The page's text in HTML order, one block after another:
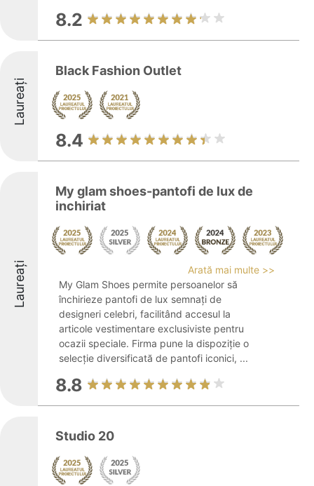
8.2
Laureați
Black Fashion Outlet
8.4
Laureați
My glam shoes-pantofi de lux de
inchiriat
Arată mai multe >>
My Glam Shoes permite persoanelor să
închirieze pantofi de lux semnați de
designeri celebri, facilitând accesul la
articole vestimentare exclusiviste pentru
ocazii speciale. Firma pune la dispoziție o
selecție diversificată de pantofi iconici, ...
8.8
Studio 20